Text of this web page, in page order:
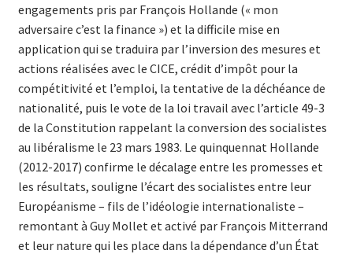
engagements pris par François Hollande (« mon
adversaire c’est la finance ») et la difficile mise en
application qui se traduira par l’inversion des mesures et
actions réalisées avec le CICE, crédit d’impôt pour la
compétitivité et l’emploi, la tentative de la déchéance de
nationalité, puis le vote de la loi travail avec l’article 49-3
de la Constitution rappelant la conversion des socialistes
au libéralisme le 23 mars 1983. Le quinquennat Hollande
(2012-2017) confirme le décalage entre les promesses et
les résultats, souligne l’écart des socialistes entre leur
Européanisme – fils de l’idéologie internationaliste –
remontant à Guy Mollet et activé par François Mitterrand
et leur nature qui les place dans la dépendance d’un État